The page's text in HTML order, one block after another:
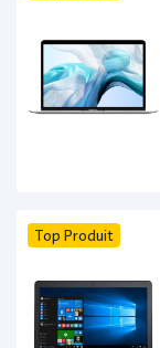
Top Produit